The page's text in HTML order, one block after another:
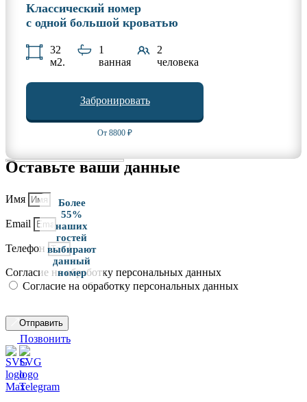
Классический номер
с одной большой кроватью
32
м2.
1
ванная
2
человека
Забронировать
От 8800 ₽
Более
55%
наших
гостей
выбирают
данный
номер
Оставьте ваши данные
Имя
Email
Телефон
Согласие на обработку персональных данных
Согласие на обработку персональных данных
Отправить
Позвонить